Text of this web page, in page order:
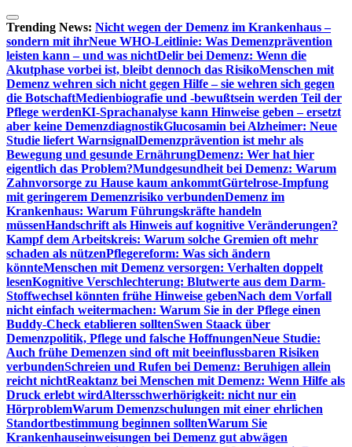
Zum
Inhalt
springen
Trending News: Nicht wegen der Demenz im Krankenhaus –
sondern mit ihrNeue WHO-Leitlinie: Was Demenzprävention
leisten kann – und was nichtDelir bei Demenz: Wenn die
Akutphase vorbei ist, bleibt dennoch das RisikoMenschen mit
Demenz wehren sich nicht gegen Hilfe – sie wehren sich gegen
die BotschaftMedienbiografie und -bewußtsein werden Teil der
Pflege werdenKI-Sprachanalyse kann Hinweise geben – ersetzt
aber keine DemenzdiagnostikGlucosamin bei Alzheimer: Neue
Studie liefert WarnsignalDemenzprävention ist mehr als
Bewegung und gesunde ErnährungDemenz: Wer hat hier
eigentlich das Problem?Mundgesundheit bei Demenz: Warum
Zahnvorsorge zu Hause kaum ankommtGürtelrose-Impfung
mit geringerem Demenzrisiko verbundenDemenz im
Krankenhaus: Warum Führungskräfte handeln
müssenHandschrift als Hinweis auf kognitive Veränderungen?
Kampf dem Arbeitskreis: Warum solche Gremien oft mehr
schaden als nützenPflegereform: Was sich ändern
könnteMenschen mit Demenz versorgen: Verhalten doppelt
lesenKognitive Verschlechterung: Blutwerte aus dem Darm-
Stoffwechsel könnten frühe Hinweise gebenNach dem Vorfall
nicht einfach weitermachen: Warum Sie in der Pflege einen
Buddy-Check etablieren solltenSwen Staack über
Demenzpolitik, Pflege und falsche HoffnungenNeue Studie:
Auch frühe Demenzen sind oft mit beeinflussbaren Risiken
verbundenSchreien und Rufen bei Demenz: Beruhigen allein
reicht nichtReaktanz bei Menschen mit Demenz: Wenn Hilfe als
Druck erlebt wirdAltersschwerhörigkeit: nicht nur ein
HörproblemWarum Demenzschulungen mit einer ehrlichen
Standortbestimmung beginnen solltenWarum Sie
Krankenhauseinweisungen bei Demenz gut abwägen